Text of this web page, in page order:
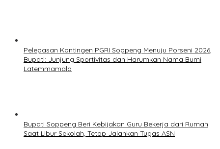
Pelepasan Kontingen PGRI Soppeng Menuju Porseni 2026,
Bupati: Junjung Sportivitas dan Harumkan Nama Bumi
Latemmamala
Bupati Soppeng Beri Kebijakan Guru Bekerja dari Rumah
Saat Libur Sekolah, Tetap Jalankan Tugas ASN